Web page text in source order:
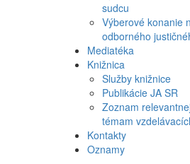
sudcu
Výberové konanie
odborného
Mediatéka
Knižnica
Služby knižnice
Publikácie JA SR
Zoznam
témam
Kontakty
Oznamy